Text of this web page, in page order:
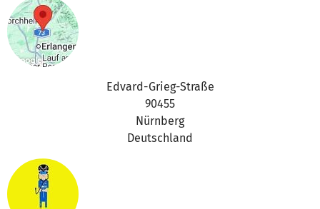
Edvard-Grieg-Straße
90455
Nürnberg
Deutschland